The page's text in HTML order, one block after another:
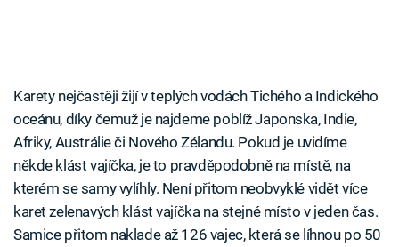
Karety nejčastěji žijí v teplých vodách Tichého a Indického
oceánu, díky čemuž je najdeme poblíž Japonska, Indie,
Afriky, Austrálie či Nového Zélandu. Pokud je uvidíme
někde klást vajíčka, je to pravděpodobně na místě, na
kterém se samy vylíhly. Není přitom neobvyklé vidět více
karet zelenavých klást vajíčka na stejné místo v jeden čas.
Samice přitom naklade až 126 vajec, která se líhnou po 50